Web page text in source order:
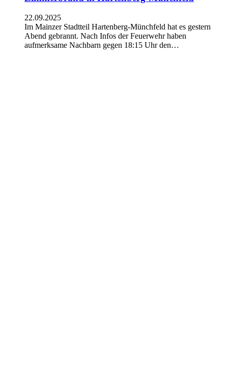
22.09.2025
Im Mainzer Stadtteil Hartenberg-Münchfeld hat es gestern
Abend gebrannt. Nach Infos der Feuerwehr haben
aufmerksame Nachbarn gegen 18:15 Uhr den…